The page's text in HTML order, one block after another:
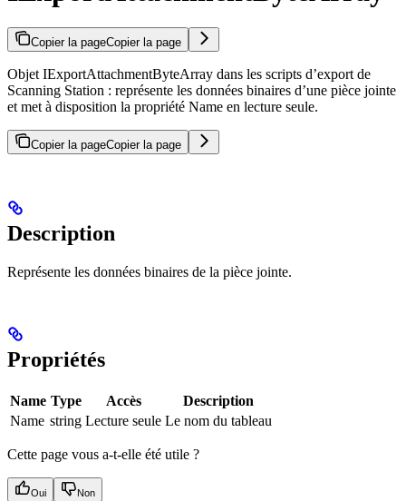
Copier la pageCopier la page
Objet IExportAttachmentByteArray dans les scripts d’export de
Scanning Station : représente les données binaires d’une pièce jointe
et met à disposition la propriété Name en lecture seule.
Copier la pageCopier la page
Description
Représente les données binaires de la pièce jointe.
Propriétés
Name Type Accès
Description
Name string Lecture seule Le nom du tableau
Cette page vous a-t-elle été utile ?
Oui Non